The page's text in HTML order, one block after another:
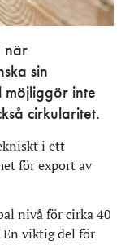
när
sin
möjliggör inte
cirkularitet.
i ett
för export av
nivå för cirka 40
En viktig del för